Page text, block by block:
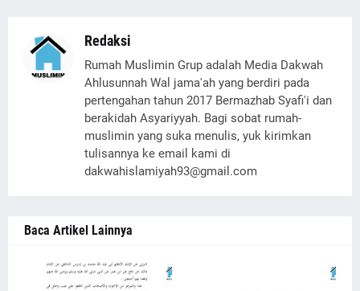
Redaksi
Rumah Muslimin Grup adalah Media Dakwah
Ahlusunnah Wal jama'ah yang berdiri pada
pertengahan tahun 2017 Bermazhab Syafi'i dan
berakidah Asyariyyah. Bagi sobat rumah-
muslimin yang suka menulis, yuk kirimkan
tulisannya ke email kami di
dakwahislamiyah93@gmail.com
Baca Artikel Lainnya